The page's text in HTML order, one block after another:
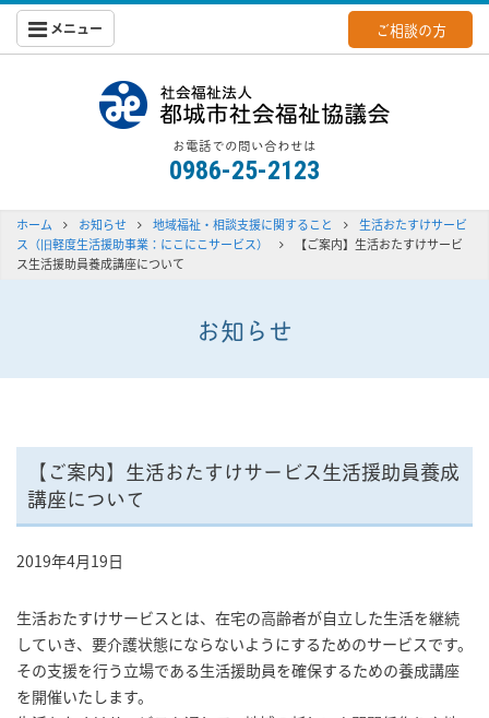
メニュー ご相談の方
お電話での問い合わせは
0986-25-2123
ホーム お知らせ 地域福祉・相談支援に関すること
生活おたすけサービ
ス（旧軽度生活援助事業：にこにこサービス）
【ご案内】生活おたすけサービ
ス生活援助員養成講座について
お知らせ
【ご案内】生活おたすけサービス生活援助員養成
講座について
2019年4月19日
生活おたすけサービスとは、在宅の高齢者が自立した生活を継続
していき、要介護状態にならないようにするためのサービスです。
その支援を行う立場である生活援助員を確保するための養成講座
を開催いたします。